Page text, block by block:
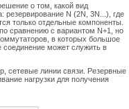
о том, какой вид
резервирование N (2N, 3N...), где
только отдельные компоненты.
сравнению с вариантом N+1, но
в которых большое
соединение может служить в
сетевые линии связи. Резервные
нагрузки для получения